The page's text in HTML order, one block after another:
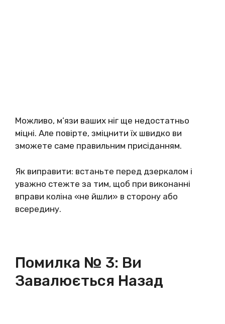
Можливо, м’язи ваших ніг ще недостатньо
міцні. Але повірте, зміцнити їх швидко ви
зможете саме правильним присіданням.
Як виправити: встаньте перед дзеркалом і
уважно стежте за тим, щоб при виконанні
вправи коліна «не йшли» в сторону або
всередину.
Помилка № 3: Ви
Завалюється Назад